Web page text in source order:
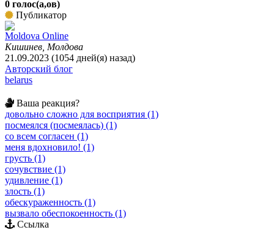
0 голос(а,ов)
Публикатор
Moldova Online
Кишинев, Молдова
21.09.2023 (1054 дней(я) назад)
Авторский блог
belarus
Ваша реакция?
довольно сложно для восприятия (1)
посмеялся (посмеялась) (1)
со всем согласен (1)
меня вдохновило! (1)
грусть (1)
сочувствие (1)
удивление (1)
злость (1)
обескураженность (1)
вызвало обеспокоенность (1)
Ссылка